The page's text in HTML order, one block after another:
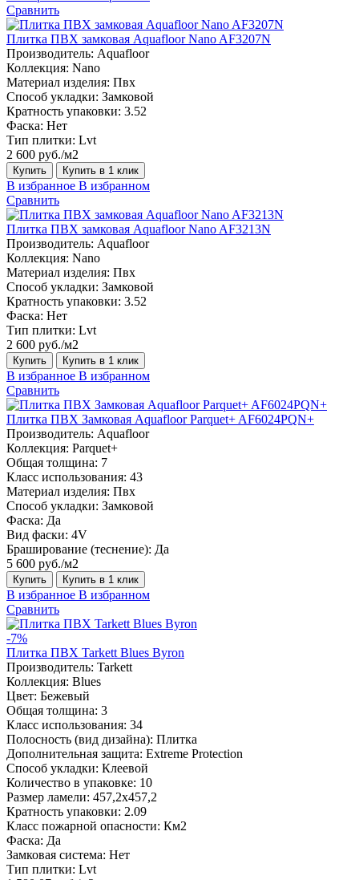
Сравнить
Плитка ПВХ замковая Aquafloor Nano AF3207N
Производитель: Aquafloor
Коллекция: Nano
Материал изделия: Пвх
Способ укладки: Замковой
Кратность упаковки: 3.52
Фаска: Нет
Тип плитки: Lvt
2 600 руб./м2
Купить Купить в 1 клик
В избранное В избранном
Сравнить
Плитка ПВХ замковая Aquafloor Nano AF3213N
Производитель: Aquafloor
Коллекция: Nano
Материал изделия: Пвх
Способ укладки: Замковой
Кратность упаковки: 3.52
Фаска: Нет
Тип плитки: Lvt
2 600 руб./м2
Купить Купить в 1 клик
В избранное В избранном
Сравнить
Плитка ПВХ Замковая Aquafloor Parquet+ AF6024PQN+
Производитель: Aquafloor
Коллекция: Parquet+
Общая толщина: 7
Класс использования: 43
Материал изделия: Пвх
Способ укладки: Замковой
Фаска: Да
Вид фаски: 4V
Браширование (теснение): Да
5 600 руб./м2
Купить Купить в 1 клик
В избранное В избранном
Сравнить
-7%
Плитка ПВХ Tarkett Blues Byron
Производитель: Tarkett
Коллекция: Blues
Цвет: Бежевый
Общая толщина: 3
Класс использования: 34
Полосность (вид дизайна): Плитка
Дополнительная защита: Extreme Protection
Способ укладки: Клеевой
Количество в упаковке: 10
Размер ламели: 457,2х457,2
Кратность упаковки: 2.09
Класс пожарной опасности: Км2
Фаска: Да
Замковая система: Нет
Тип плитки: Lvt